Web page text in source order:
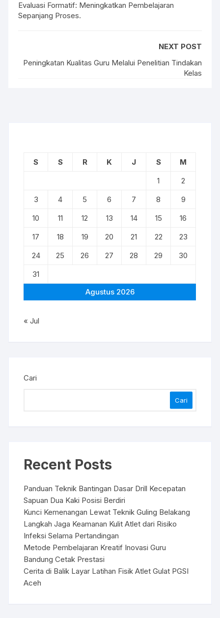
Evaluasi Formatif: Meningkatkan Pembelajaran
Sepanjang Proses.
NEXT POST
Peningkatan Kualitas Guru Melalui Penelitian Tindakan
Kelas
Agustus 2026
S S R K J S
M
1
2
3
4 5 6 7 8
9
10
11 12 13 14 15
16
17
18 19 20 21 22
23
24
25 26 27 28 29
30
31
« Jul
Cari
Cari
Recent Posts
Panduan Teknik Bantingan Dasar Drill Kecepatan
Sapuan Dua Kaki Posisi Berdiri
Kunci Kemenangan Lewat Teknik Guling Belakang
Langkah Jaga Keamanan Kulit Atlet dari Risiko
Infeksi Selama Pertandingan
Metode Pembelajaran Kreatif Inovasi Guru
Bandung Cetak Prestasi
Cerita di Balik Layar Latihan Fisik Atlet Gulat PGSI
Aceh